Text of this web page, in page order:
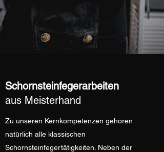
Schornsteinfegerarbeiten
aus Meisterhand
Zu unseren Kernkompetenzen gehören
natürlich alle klassischen
Schornsteinfegertätigkeiten. Neben der